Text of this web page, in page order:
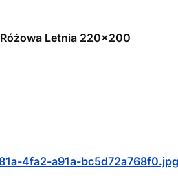
Kołdra Antyalergiczna Różowa Letnia 220x200